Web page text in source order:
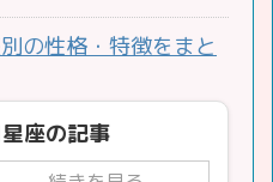
の性格・特徴をまと
座の記事